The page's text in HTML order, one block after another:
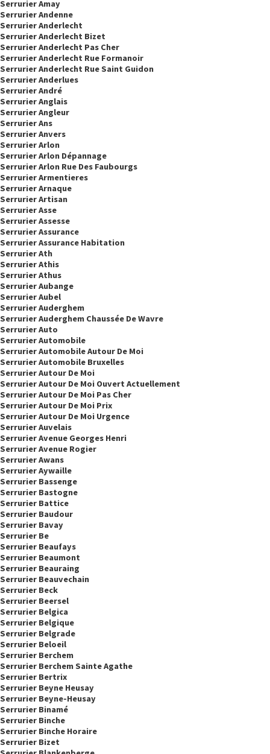
Serrurier Amay
Serrurier Andenne
Serrurier Anderlecht
Serrurier Anderlecht Bizet
Serrurier Anderlecht Pas Cher
Serrurier Anderlecht Rue Formanoir
Serrurier Anderlecht Rue Saint Guidon
Serrurier Anderlues
Serrurier André
Serrurier Anglais
Serrurier Angleur
Serrurier Ans
Serrurier Anvers
Serrurier Arlon
Serrurier Arlon Dépannage
Serrurier Arlon Rue Des Faubourgs
Serrurier Armentieres
Serrurier Arnaque
Serrurier Artisan
Serrurier Asse
Serrurier Assesse
Serrurier Assurance
Serrurier Assurance Habitation
Serrurier Ath
Serrurier Athis
Serrurier Athus
Serrurier Aubange
Serrurier Aubel
Serrurier Auderghem
Serrurier Auderghem Chaussée De Wavre
Serrurier Auto
Serrurier Automobile
Serrurier Automobile Autour De Moi
Serrurier Automobile Bruxelles
Serrurier Autour De Moi
Serrurier Autour De Moi Ouvert Actuellement
Serrurier Autour De Moi Pas Cher
Serrurier Autour De Moi Prix
Serrurier Autour De Moi Urgence
Serrurier Auvelais
Serrurier Avenue Georges Henri
Serrurier Avenue Rogier
Serrurier Awans
Serrurier Aywaille
Serrurier Bassenge
Serrurier Bastogne
Serrurier Battice
Serrurier Baudour
Serrurier Bavay
Serrurier Be
Serrurier Beaufays
Serrurier Beaumont
Serrurier Beauraing
Serrurier Beauvechain
Serrurier Beck
Serrurier Beersel
Serrurier Belgica
Serrurier Belgique
Serrurier Belgrade
Serrurier Beloeil
Serrurier Berchem
Serrurier Berchem Sainte Agathe
Serrurier Bertrix
Serrurier Beyne Heusay
Serrurier Beyne-Heusay
Serrurier Binamé
Serrurier Binche
Serrurier Binche Horaire
Serrurier Bizet